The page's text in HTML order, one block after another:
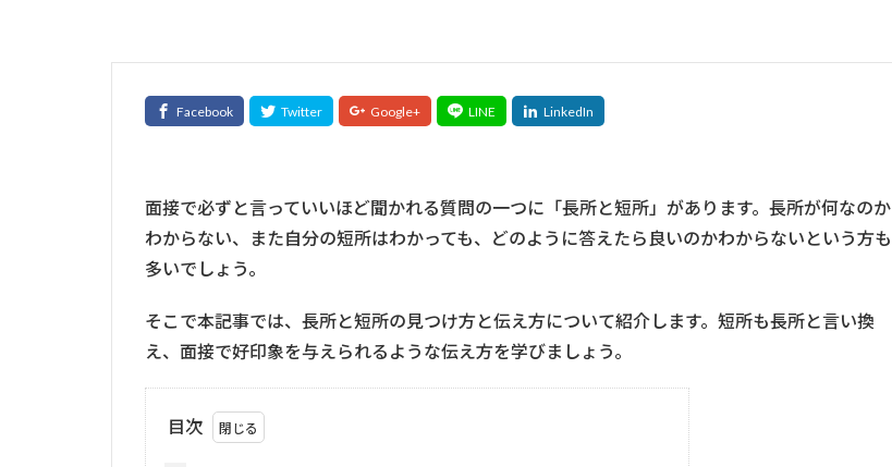
面接で必ずと言っていいほど聞かれる質問の一つに「長所と短所」があります。長所が何なのか
わからない、また自分の短所はわかっても、どのように答えたら良いのかわからないという方も
多いでしょう。
そこで本記事では、長所と短所の見つけ方と伝え方について紹介します。短所も長所と言い換
え、面接で好印象を与えられるような伝え方を学びましょう。
目次